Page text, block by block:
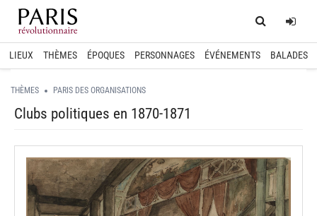
Home
LIEUX THÈMES ÉPOQUES PERSONNAGES ÉVÉNEMENTS BALADES
THÈMES PARIS DES ORGANISATIONS
Clubs politiques en 1870-1871